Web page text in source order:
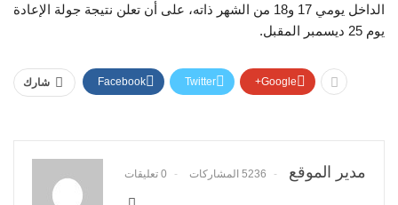
الداخل يومي 17 و18 من الشهر ذاته، على أن تعلن نتيجة جولة الإعادة
يوم 25 ديسمبر المقبل.
شارك Facebook Twitter Google+
مدير الموقع 5236 المشاركات 0 تعليقات